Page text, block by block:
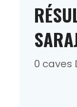
0 caves